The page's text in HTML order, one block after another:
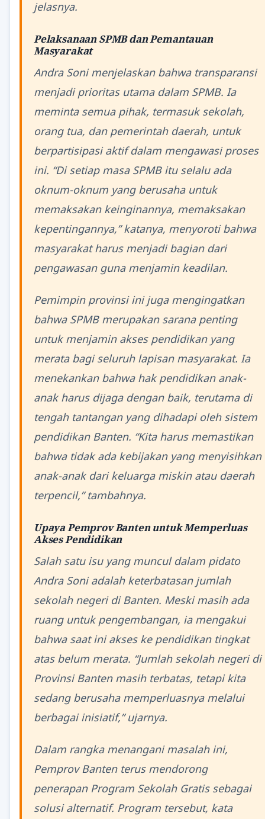
jelasnya.
Pelaksanaan SPMB dan Pemantauan
Masyarakat
Andra Soni menjelaskan bahwa transparansi
menjadi prioritas utama dalam SPMB. Ia
meminta semua pihak, termasuk sekolah,
orang tua, dan pemerintah daerah, untuk
berpartisipasi aktif dalam mengawasi proses
ini. “Di setiap masa SPMB itu selalu ada
oknum-oknum yang berusaha untuk
memaksakan keinginannya, memaksakan
kepentingannya,” katanya, menyoroti bahwa
masyarakat harus menjadi bagian dari
pengawasan guna menjamin keadilan.
Pemimpin provinsi ini juga mengingatkan
bahwa SPMB merupakan sarana penting
untuk menjamin akses pendidikan yang
merata bagi seluruh lapisan masyarakat. Ia
menekankan bahwa hak pendidikan anak-
anak harus dijaga dengan baik, terutama di
tengah tantangan yang dihadapi oleh sistem
pendidikan Banten. “Kita harus memastikan
bahwa tidak ada kebijakan yang menyisihkan
anak-anak dari keluarga miskin atau daerah
terpencil,” tambahnya.
Upaya Pemprov Banten untuk Memperluas
Akses Pendidikan
Salah satu isu yang muncul dalam pidato
Andra Soni adalah keterbatasan jumlah
sekolah negeri di Banten. Meski masih ada
ruang untuk pengembangan, ia mengakui
bahwa saat ini akses ke pendidikan tingkat
atas belum merata. “Jumlah sekolah negeri di
Provinsi Banten masih terbatas, tetapi kita
sedang berusaha memperluasnya melalui
berbagai inisiatif,” ujarnya.
Dalam rangka menangani masalah ini,
Pemprov Banten terus mendorong
penerapan Program Sekolah Gratis sebagai
solusi alternatif. Program tersebut, kata